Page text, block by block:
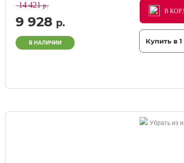
14 421р.
9 928 р.
В НАЛИЧИИ
В
В
В
Купить в
Убрать из